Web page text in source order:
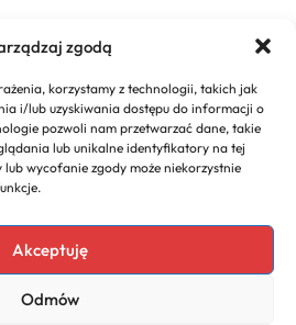
zgodą
korzystamy z technologii, takich jak
i/lub uzyskiwania dostępu do informacji o
pozwoli nam przetwarzać dane, takie
lub unikalne identyfikatory na tej
wycofanie zgody może niekorzystnie
Akceptuję
Odmów
firmę poradnik – Praktyczne
NEXT
dochodowy – Prosty
poradnik